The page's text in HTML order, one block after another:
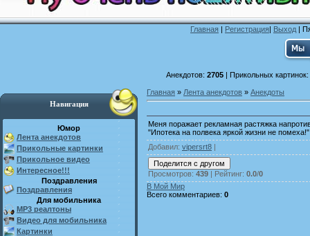
Главная | Регистрация| Выход |
Анекдотов: 2705| Прикольных картинок:
Навигация
Юмор
Лента анекдотов
Прикольные картинки
Прикольное видео
Интересное!!!
Поздравления
Поздравления
Для мобильника
MP3 реалтоны
Видео для мобильника
Картинки
Главная » Лента анекдотов » Анекдоты
Меня поражает рекламная растяжка
"Ипотека на полвека яркой жизни не помеха!"
Добавил: vipersrt8 |
Просмотров: 439 | Рейтинг: 0.0/0
В Мой Мир
Всего комментариев: 0